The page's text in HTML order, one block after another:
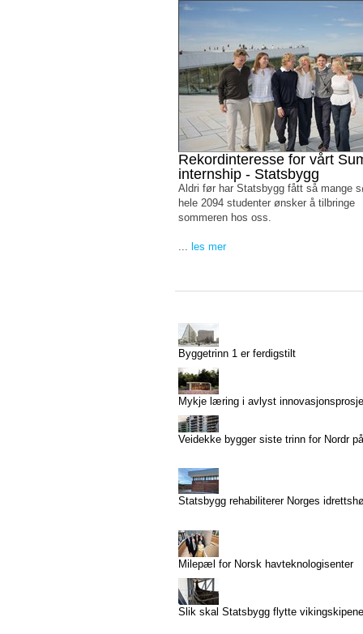
Rekordinteresse for vårt
internship - Statsbygg
Aldri før har Statsbygg fått så mange
hele 2094 studenter ønsker å tilbringe
sommeren hos oss.
... les mer
Byggetrinn 1 er ferdigstilt
Mykje læring i avlyst
Veidekke bygger siste trinn for Nordr
Statsbygg rehabiliterer Norges
Milepæl for Norsk havteknologisenter
Slik skal Statsbygg flytte vikingskipene